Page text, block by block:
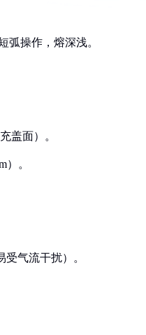
弧操作，熔深浅。
盖面）。
。
气流干扰）。